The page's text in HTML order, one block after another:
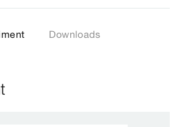
Downloads